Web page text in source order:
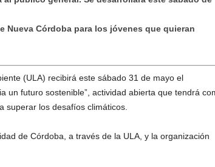
Nueva Córdoba para los jóvenes que quieran
(ULA) recibirá este sábado 31 de mayo el
un futuro sostenible”, actividad abierta que tendrá
superar los desafíos climáticos.
de Córdoba, a través de la ULA, y la organización